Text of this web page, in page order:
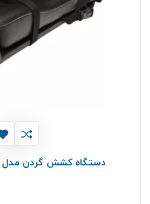
دستگاه کشش گردن مدل C7HD برند مراکش